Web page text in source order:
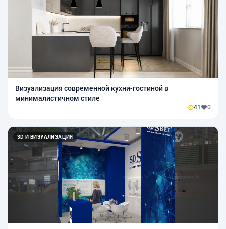
Визуализация современной кухни-гостиной в
минималистичном стиле
41 0
3D И ВИЗУАЛИЗАЦИЯ